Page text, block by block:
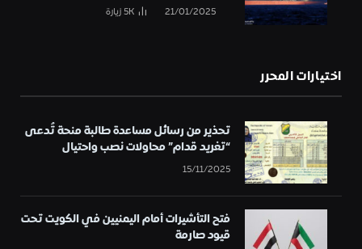
21/01/2025
5Kزيارة
اختيارات المحرر
تحذير من رسائل مساعدة طالبة منحة تُدعى
“تغريد قدام” محاولات نصب واحتيال
15/11/2025
فتح التأشيرات أمام اليمنيين في الكويت تحت
قيود صارمة